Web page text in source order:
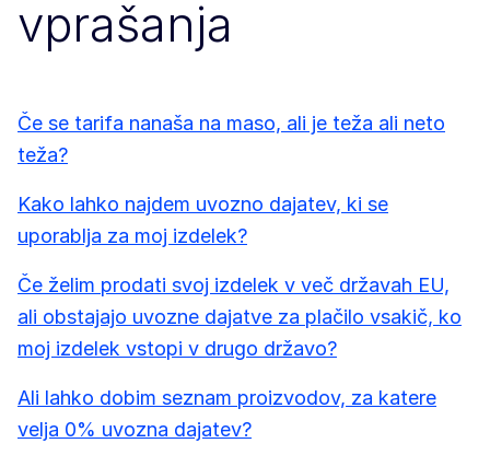
vprašanja
Če se tarifa nanaša na maso, ali je teža ali neto
teža?
Kako lahko najdem uvozno dajatev, ki se
uporablja za moj izdelek?
Če želim prodati svoj izdelek v več državah EU,
ali obstajajo uvozne dajatve za plačilo vsakič, ko
moj izdelek vstopi v drugo državo?
Ali lahko dobim seznam proizvodov, za katere
velja 0% uvozna dajatev?